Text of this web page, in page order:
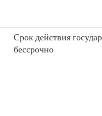
Срок действия
бессрочно